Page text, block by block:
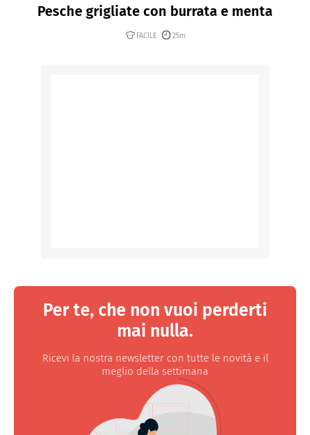
Pesche grigliate con burrata e menta
FACILE 25m
Per te, che non vuoi perderti
mai nulla.
Ricevi la nostra newsletter con tutte le novità e il
meglio della settimana